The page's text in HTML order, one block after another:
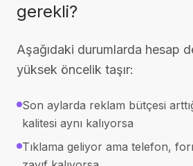
gerekli?
Aşağıdaki durumlarda hesap
yüksek öncelik taşır:
Son aylarda reklam bütçesi
kalitesi aynı kalıyorsa
Tıklama geliyor ama telefon,